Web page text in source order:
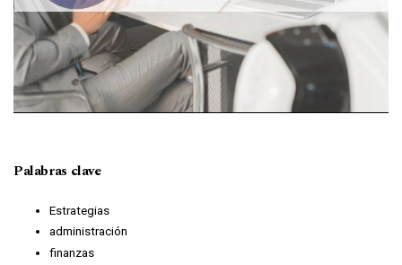
Palabras clave
Estrategias
administración
finanzas